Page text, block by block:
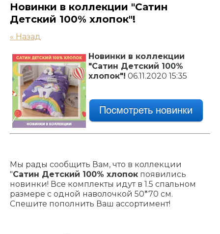
Новинки в коллекции "Сатин
Детский 100% хлопок"!
« Назад
Новинки в коллекции
"Сатин Детский 100%
хлопок"! 06.11.2020 15:35
Мы рады сообщить Вам, что в коллекции
"Сатин Детский 100% хлопок появились
новинки! Все комплекты идут в 1.5 спальном
размере с одной наволочкой 50*70 см.
Спешите пополнить Ваш ассортимент!